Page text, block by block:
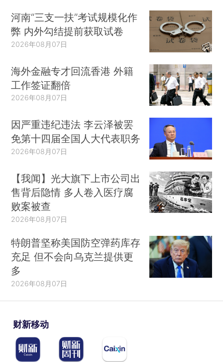
河南“三支一扶”考试规模化作
弊 内外勾结提前获取试卷
2026年08月07日
海外金融专才回流香港 外籍
工作签证翻倍
2026年08月07日
因严重违纪违法 李云泽被罢
免第十四届全国人大代表职务
2026年08月07日
【我闻】光大旗下上市公司出
售背后隐情 多人卷入医疗腐
败案被查
2026年08月07日
特朗普坚称美国防空弹药库存
充足 但不会向乌克兰提供更
多
2026年08月07日
财新移动